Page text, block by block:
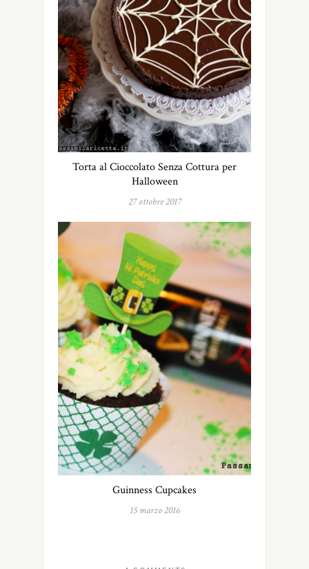
Torta al Cioccolato Senza Cottura per
Halloween
27 ottobre 2017
Guinness Cupcakes
15 marzo 2016